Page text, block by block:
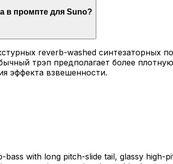
в промпте для Suno?
reverb-washed
трэп предполагает более
эффекта взвешенности.
with long pitch-slide tail, glassy